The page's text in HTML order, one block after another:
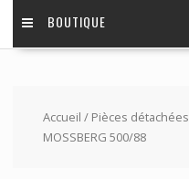
BOUTIQUE
Accueil / Pièces détachées
MOSSBERG 500/88